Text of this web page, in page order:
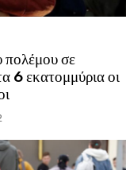
πολέμου σε
6 εκατομμύρια οι